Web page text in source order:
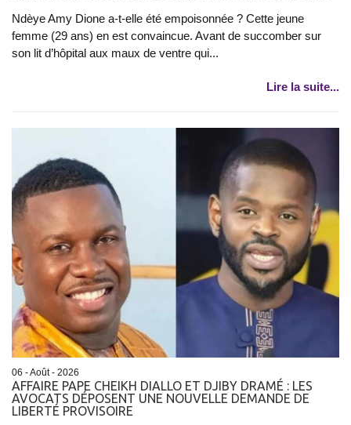
Ndèye Amy Dione a-t-elle été empoisonnée ? Cette jeune
femme (29 ans) en est convaincue. Avant de succomber sur
son lit d’hôpital aux maux de ventre qui...
Lire la suite...
06 - Août - 2026
AFFAIRE PAPE CHEIKH DIALLO ET DJIBY DRAMÉ : LES
AVOCATS DÉPOSENT UNE NOUVELLE DEMANDE DE
LIBERTÉ PROVISOIRE